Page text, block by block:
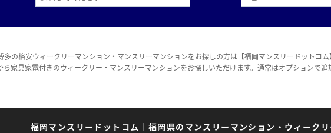
の格安ウィークリーマンション・マンスリーマンションをお探しの方は【福岡マンスリードットコ
家具家電付きのウィークリー・マンスリーマンションをお探しいただけます。通常はオプションで
福岡マンスリードットコム ｜ 福岡県のマンスリーマンション・ウィーク